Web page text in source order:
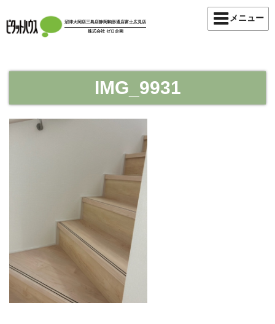
ン
テ
沼津大岡店三島店静岡駒形通店富士広見店
株式会社 ゼロ企画
メニュー
IMG_9931